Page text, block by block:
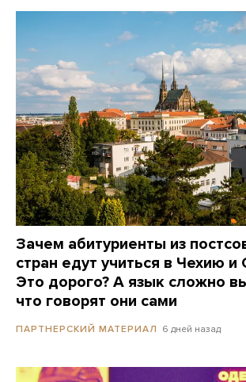
Зачем абитуриенты из
стран едут учиться в Чехию
Это дорого? А язык сложно
что говорят они сами
ПАРТНЕРСКИЙ МАТЕРИАЛ 6 дней назад